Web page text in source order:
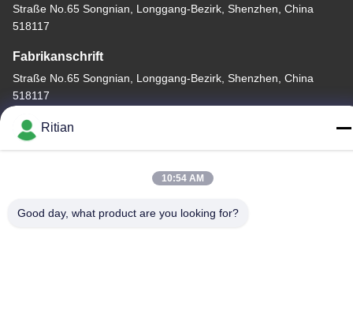
Straße No.65 Songnian, Longgang-Bezirk, Shenzhen, China
518117
Fabrikanschrift
Straße No.65 Songnian, Longgang-Bezirk, Shenzhen, China
518117
Telefon
+86-755-84080323
Ritian
10:54 AM
Good day, what product are you looking for?